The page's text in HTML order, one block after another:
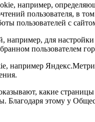
например,
пользователя, в
пользователей с
например, для
пользователем
например
какие
Благодаря этому у